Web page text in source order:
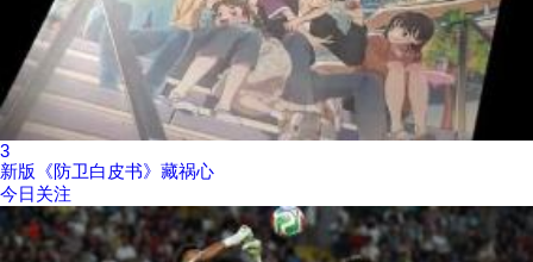
3
新版《防卫白皮书》藏祸心
今日关注